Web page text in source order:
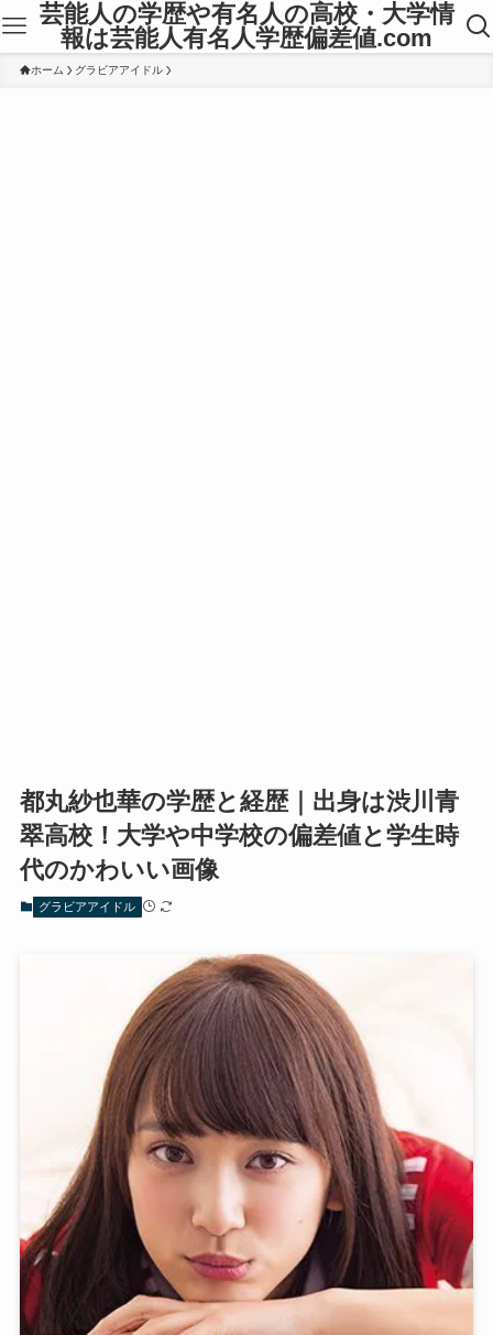
芸能人の学歴や有名人の高校・大学情
報は芸能人有名人学歴偏差値.com
ホーム グラビアアイドル
都丸紗也華の学歴と経歴｜出身は渋川青
翠高校！大学や中学校の偏差値と学生時
代のかわいい画像
グラビアアイドル